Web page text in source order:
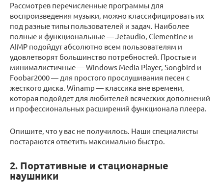
Рассмотрев перечисленные программы для
воспроизведения музыки, можно классифицировать их
под разные типы пользователей и задач. Наиболее
полные и функциональные — Jetaudio, Clementine и
AIMP подойдут абсолютно всем пользователям и
удовлетворят большинство потребностей. Простые и
минималистичные — Windows Media Player, Songbird и
Foobar2000 — для простого прослушивания песен с
жесткого диска. Winamp — классика вне времени,
которая подойдет для любителей всяческих дополнений
и профессиональных расширений функционала плеера.
Опишите, что у вас не получилось. Наши специалисты
постараются ответить максимально быстро.
2. Портативные и стационарные
наушники